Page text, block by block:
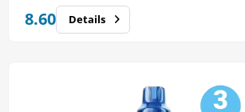
8.60 Details